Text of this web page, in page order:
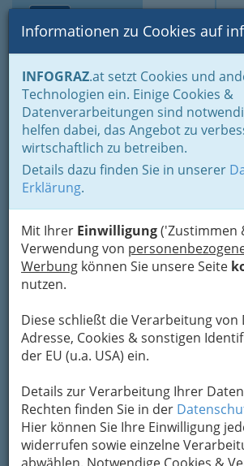
Suche
Informationen zu Cookies auf
INFOGRAZ.at setzt Cookies und
Technologien ein. Einige Cookies &
Datenverarbeitungen sind
helfen dabei, das Angebot zu
wirtschaftlich zu betreiben.
Details dazu finden Sie in unserer
Erklärung.
Mit Ihrer Einwilligung('Zustimmen
Verwendung von
Werbung können Sie unsere Seite
nutzen.
Diese schließt die Verarbeitung von
Adresse, Cookies & sonstigen
der EU (u.a. USA) ein.
Details zur Verarbeitung Ihrer
Rechten finden Sie in der
Hier können Sie Ihre Einwilligung
widerrufen sowie einzelne
Home
Fotos
Jänner bis Dezember - nach Monaten und
Dezember 2013
Rathausgalerie -
GRAUKARTE
KOLLEKTIV GRAUKARTE ‚saisonkarte‘ -
Dezember 2013 in der
Vergrößern
Previous